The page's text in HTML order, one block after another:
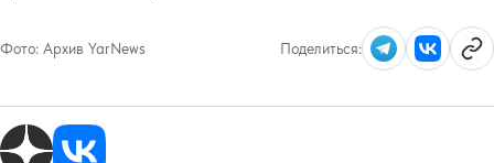
Фото: Архив YarNews Поделиться: